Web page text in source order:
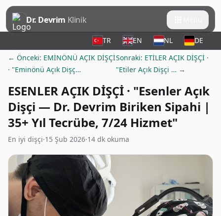
Dr. Devrim Klinik
TR EN NL
DE
← Önceki: EMİNÖNÜ AÇIK DİŞÇİ
· "Eminönü Açık Dişç…
Sonraki: ETİLER AÇIK DİŞÇİ ·
"Etiler Açık Dişçi … →
ESENLER AÇIK DİŞÇİ · "Esenler Açık
Dişçi — Dr. Devrim Biriken Sipahi |
35+ Yıl Tecrübe, 7/24 Hizmet"
En iyi dişçi·15 Şub 2026·14 dk okuma